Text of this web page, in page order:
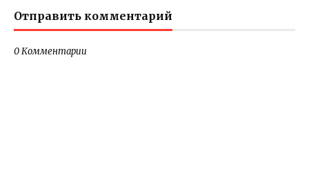
Отправить комментарий
0 Комментарии